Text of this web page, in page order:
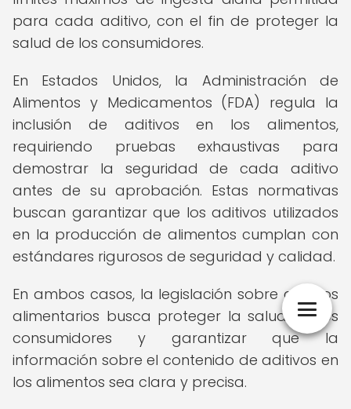
para cada aditivo, con el fin de proteger la
salud de los consumidores.
En Estados Unidos, la Administración de
Alimentos y Medicamentos (FDA) regula la
inclusión de aditivos en los alimentos,
requiriendo pruebas exhaustivas para
demostrar la seguridad de cada aditivo
antes de su aprobación. Estas normativas
buscan garantizar que los aditivos utilizados
en la producción de alimentos cumplan con
estándares rigurosos de seguridad y calidad.
En ambos casos, la legislación sobre aditivos
alimentarios busca proteger la salud de los
consumidores y garantizar que la
información sobre el contenido de aditivos en
los alimentos sea clara y precisa.